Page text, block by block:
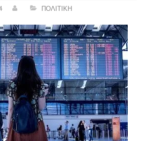
ΠΟΛΙΤΙΚΗ